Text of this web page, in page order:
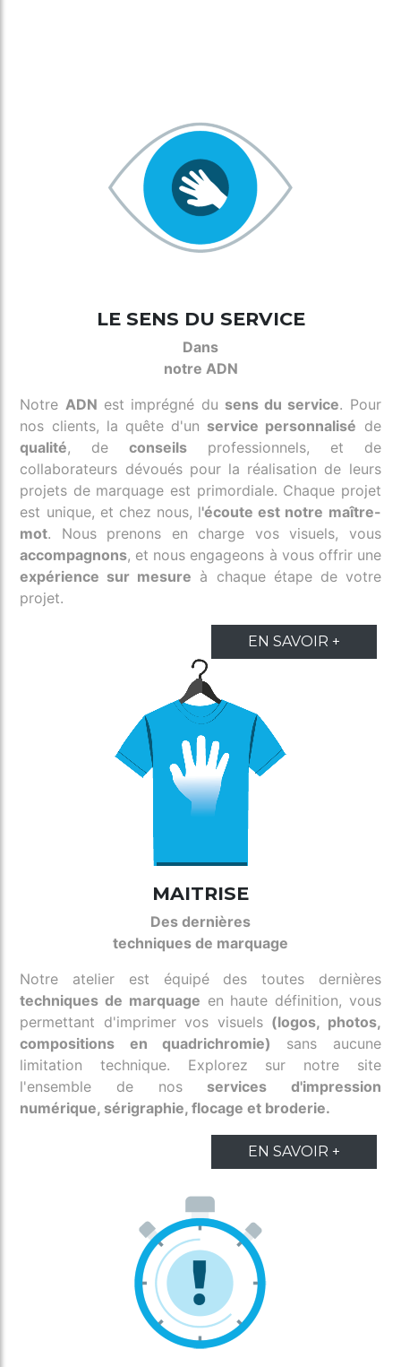
LE SENS DU SERVICE
Dans
notre ADN
Notre ADN est imprégné du sens du service. Pour
nos clients, la quête d'un service personnalisé de
qualité, deconseils professionnels, et de
collaborateurs dévoués pour la réalisation de leurs
projets de marquage est primordiale. Chaque projet
est unique, et chez nous, l'écoute est notre maître-
mot. Nous prenons en charge vos visuels, vous
accompagnons, et nous engageons à vous offrir une
expérience sur mesure à chaque étape de votre
projet.
EN SAVOIR +
MAITRISE
Des dernières
techniques de marquage
Notre atelier est équipé des toutes dernières
techniques de marquage en haute définition, vous
permettant d'imprimer vos visuels (logos, photos,
compositions en quadrichromie) sans aucune
limitation technique. Explorez sur notre site
l'ensemble de nos services d'impression
numérique, sérigraphie, flocage et broderie.
EN SAVOIR +